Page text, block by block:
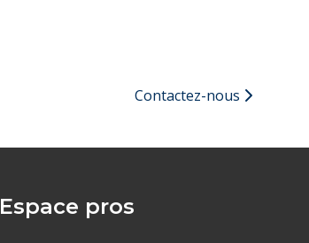
Contactez-nous
Espace pros